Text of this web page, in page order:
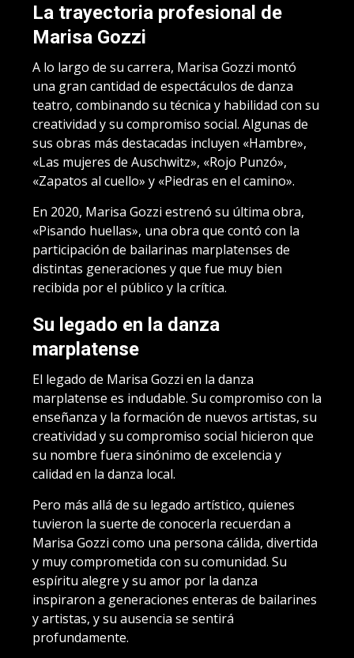
La trayectoria profesional de
Marisa Gozzi
A lo largo de su carrera, Marisa Gozzi montó
una gran cantidad de espectáculos de danza
teatro, combinando su técnica y habilidad con su
creatividad y su compromiso social. Algunas de
sus obras más destacadas incluyen «Hambre»,
«Las mujeres de Auschwitz», «Rojo Punzó»,
«Zapatos al cuello» y «Piedras en el camino».
En 2020, Marisa Gozzi estrenó su última obra,
«Pisando huellas», una obra que contó con la
participación de bailarinas marplatenses de
distintas generaciones y que fue muy bien
recibida por el público y la crítica.
Su legado en la danza
marplatense
El legado de Marisa Gozzi en la danza
marplatense es indudable. Su compromiso con la
enseñanza y la formación de nuevos artistas, su
creatividad y su compromiso social hicieron que
su nombre fuera sinónimo de excelencia y
calidad en la danza local.
Pero más allá de su legado artístico, quienes
tuvieron la suerte de conocerla recuerdan a
Marisa Gozzi como una persona cálida, divertida
y muy comprometida con su comunidad. Su
espíritu alegre y su amor por la danza
inspiraron a generaciones enteras de bailarines
y artistas, y su ausencia se sentirá
profundamente.